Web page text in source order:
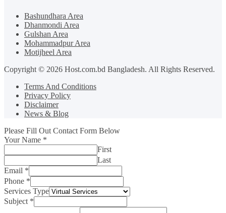
Bashundhara Area
Dhanmondi Area
Gulshan Area
Mohammadpur Area
Motijheel Area
Copyright © 2026 Host.com.bd Bangladesh. All Rights Reserved.
Terms And Conditions
Privacy Policy
Disclaimer
News & Blog
Please Fill Out Contact Form Below
Your Name *
First
Last
Email *
Phone *
Services Type
Subject *